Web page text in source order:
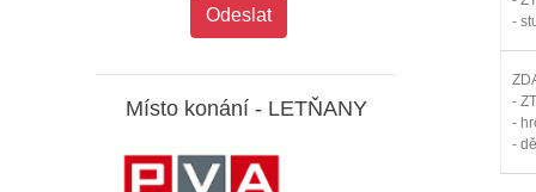
-
-
-
-
Místo konání - LETŇANY